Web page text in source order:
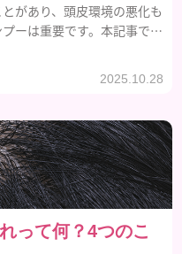
があり、頭皮環境の悪化も
ーは重要です。本記事では
2025.10.28
って何？4つのこ